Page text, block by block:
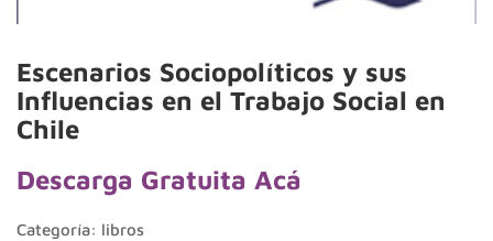
Escenarios Sociopolíticos y sus
Influencias en el Trabajo Social en
Chile
Descarga Gratuita Acá
Categoría: libros